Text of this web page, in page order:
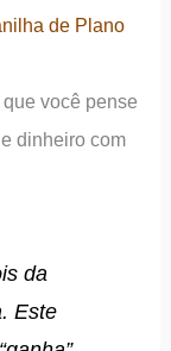
de Plano
você pense
dinheiro com
da
Este